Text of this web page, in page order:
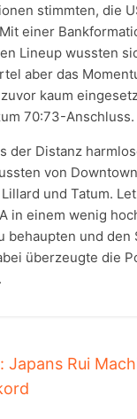
stimmten, die
einer
Lineup wussten
aber das
kaum
70:73-Anschluss.
der Distanz
von
und Tatum.
in einem wenig
behaupten und den
überzeugte die
Japans Rui